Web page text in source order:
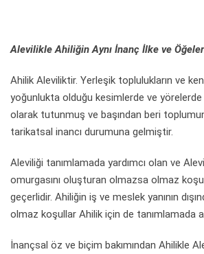
Alevilikle Ahiliğin Aynı İnanç İlke ve
Ahilik Aleviliktir. Yerleşik toplulukların ve
yoğunlukta olduğu kesimlerde ve
olarak tutunmuş ve başından beri
tarikatsal inancı durumuna gelmiştir.
Aleviliği tanımlamada yardımcı olan ve
omurgasını oluşturan olmazsa olmaz
geçerlidir. Ahiliğin iş ve meslek yanının
olmaz koşullar Ahilik için de tanımlamada
İnançsal öz ve biçim bakımından Ahilikle